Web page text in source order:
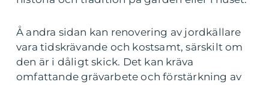
Å andra sidan kan renovering av jordkällare
vara tidskrävande och kostsamt, särskilt om
den är i dåligt skick. Det kan kräva
omfattande grävarbete och förstärkning av